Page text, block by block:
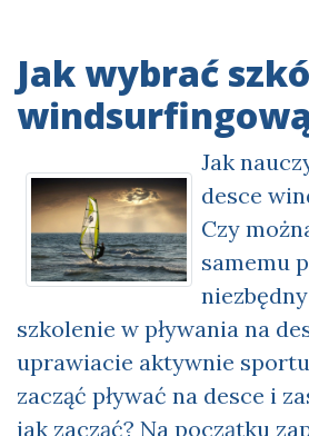
Jak wybrać
Jak
desce
Czy
samemu
szkolenie w pływania na
uprawiacie aktywnie
zacząć pływać na desce i
jak zacząć? Na początku